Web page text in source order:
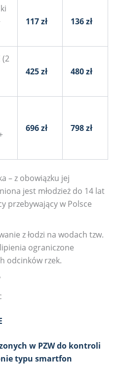
117 zł 136 zł
(2
425 zł 480 zł
696 zł 798 zł
– z obowiązku jej
jest młodzież do 14 lat
przebywający w Polsce
z łodzi na wodach tzw.
ograniczone
odcinków rzek.
w PZW do kontroli
typu smartfon